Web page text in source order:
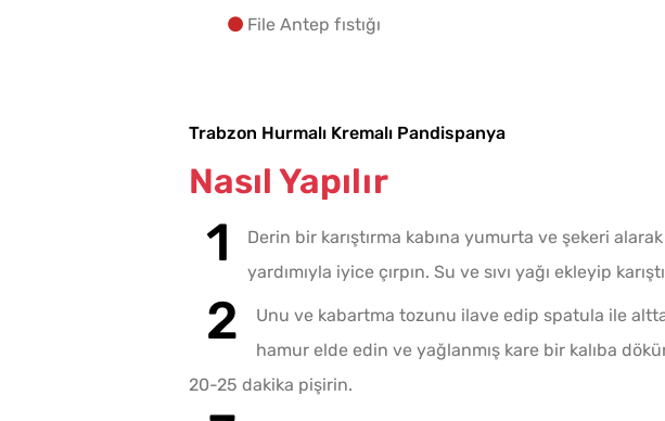
File Antep fıstığı
Trabzon Hurmalı Kremalı Pandispanya
Nasıl Yapılır
Derin bir karıştırma kabına yumurta ve şekeri
yardımıyla iyice çırpın. Su ve sıvı yağı ekleyip
Unu ve kabartma tozunu ilave edip spatula ile
hamur elde edin ve yağlanmış kare bir kalıba
20-25 dakika pişirin.